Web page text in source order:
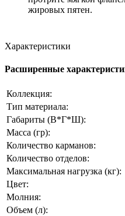
жировых пятен.
Характеристики
Расширенные
Коллекция:
Тип материала:
Габариты (В*Г*Ш):
Масса (гр):
Количество карманов:
Количество отделов:
Максимальная нагрузка (кг):
Цвет:
Молния:
Объем (л):